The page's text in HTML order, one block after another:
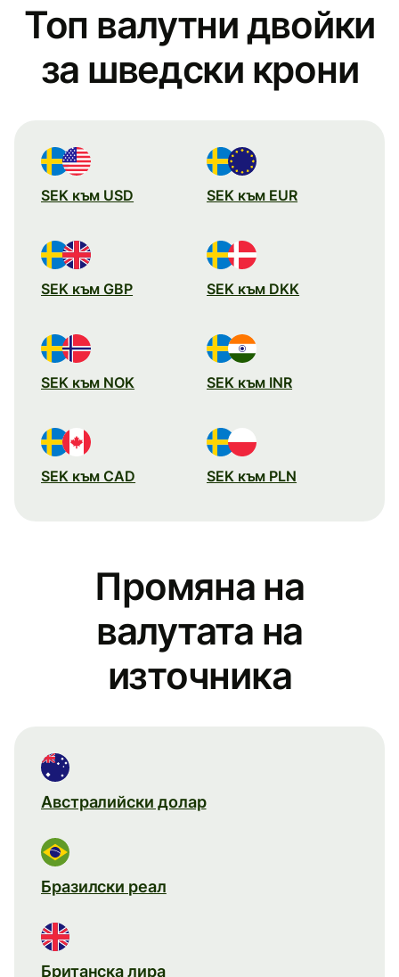
Топ валутни двойки
за шведски крони
SEK към USD SEK към EUR
SEK към GBP SEK към DKK
SEK към NOK SEK към INR
SEK към CAD SEK към PLN
Промяна на
валутата на
източника
Австралийски долар
Бразилски реал
Британска лира